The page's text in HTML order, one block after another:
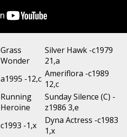
Grass
Wonder
Silver Hawk -c1979
21,a
a1995 -12,c Ameriflora -c1989
12,c
Running
Heroine
Sunday Silence (C) -
z1986 3,e
c1993 -1,x
Dyna Actress -c1983
1,x